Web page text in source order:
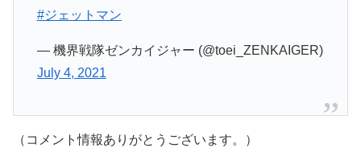
#ジェットマン
— 機界戦隊ゼンカイジャー (@toei_ZENKAIGER)
July 4, 2021
（コメント情報ありがとうございます。）